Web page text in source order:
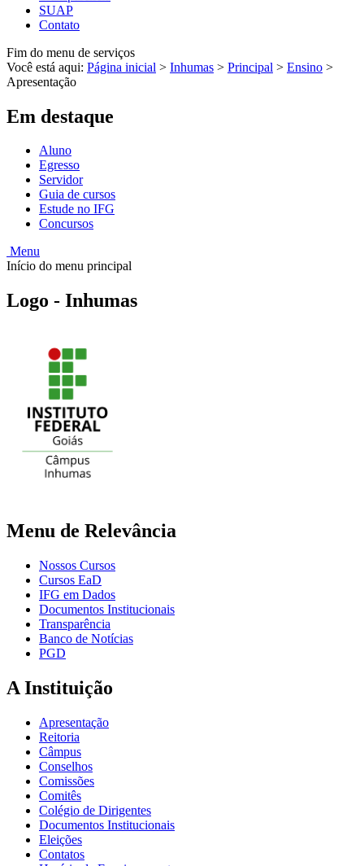
SUAP
Contato
Fim do menu de serviços
Você está aqui: Página inicial > Inhumas > Principal > Ensino >
Apresentação
Em destaque
Aluno
Egresso
Servidor
Guia de cursos
Estude no IFG
Concursos
Menu
Início do menu principal
Logo - Inhumas
Menu de Relevância
Nossos Cursos
Cursos EaD
IFG em Dados
Documentos Institucionais
Transparência
Banco de Notícias
PGD
A Instituição
Apresentação
Reitoria
Câmpus
Conselhos
Comissões
Comitês
Colégio de Dirigentes
Documentos Institucionais
Eleições
Contatos